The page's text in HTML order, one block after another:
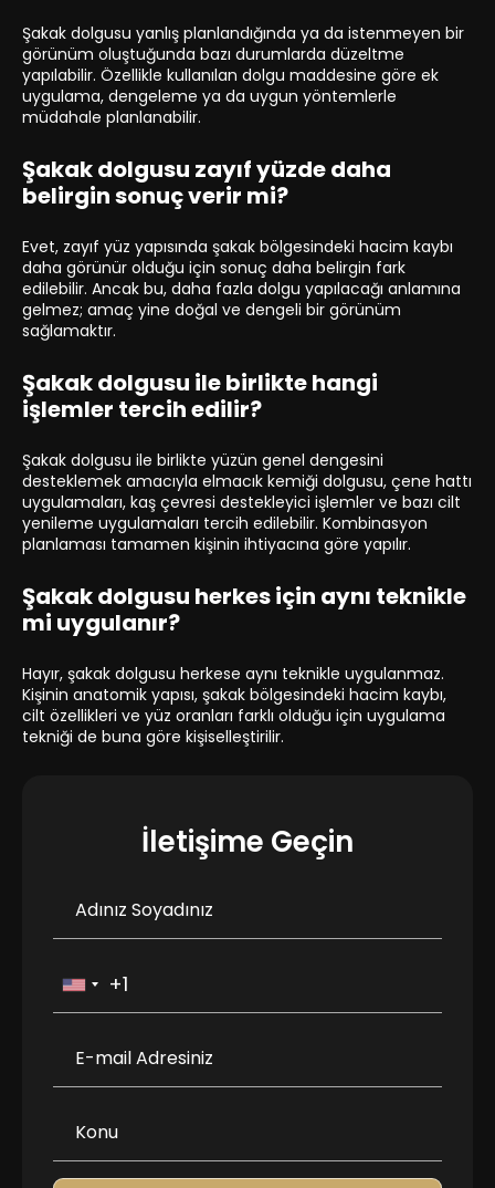
Şakak dolgusu yanlış planlandığında ya da istenmeyen bir
görünüm oluştuğunda bazı durumlarda düzeltme
yapılabilir. Özellikle kullanılan dolgu maddesine göre ek
uygulama, dengeleme ya da uygun yöntemlerle
müdahale planlanabilir.
Şakak dolgusu zayıf yüzde daha
belirgin sonuç verir mi?
Evet, zayıf yüz yapısında şakak bölgesindeki hacim kaybı
daha görünür olduğu için sonuç daha belirgin fark
edilebilir. Ancak bu, daha fazla dolgu yapılacağı anlamına
gelmez; amaç yine doğal ve dengeli bir görünüm
sağlamaktır.
Şakak dolgusu ile birlikte hangi
işlemler tercih edilir?
Şakak dolgusu ile birlikte yüzün genel dengesini
desteklemek amacıyla elmacık kemiği dolgusu, çene hattı
uygulamaları, kaş çevresi destekleyici işlemler ve bazı cilt
yenileme uygulamaları tercih edilebilir. Kombinasyon
planlaması tamamen kişinin ihtiyacına göre yapılır.
Şakak dolgusu herkes için aynı teknikle
mi uygulanır?
Hayır, şakak dolgusu herkese aynı teknikle uygulanmaz.
Kişinin anatomik yapısı, şakak bölgesindeki hacim kaybı,
cilt özellikleri ve yüz oranları farklı olduğu için uygulama
tekniği de buna göre kişiselleştirilir.
İletişime Geçin